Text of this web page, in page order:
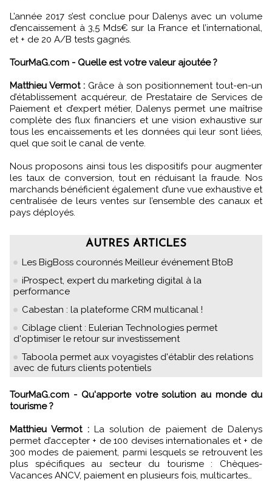
L’année 2017 s’est conclue pour Dalenys avec un volume
d’encaissement à 3,5 Mds€ sur la France et l’international,
et + de 20 A/B tests gagnés.
TourMaG.com - Quelle est votre valeur ajoutée ?
Matthieu Vermot : Grâce à son positionnement tout-en-un
d’établissement acquéreur, de Prestataire de Services de
Paiement et d’expert métier, Dalenys permet une maîtrise
complète des flux financiers et une vision exhaustive sur
tous les encaissements et les données qui leur sont liées,
quel que soit le canal de vente.
Nous proposons ainsi tous les dispositifs pour augmenter
les taux de conversion, tout en réduisant la fraude. Nos
marchands bénéficient également d’une vue exhaustive et
centralisée de leurs ventes sur l’ensemble des canaux et
pays déployés.
AUTRES ARTICLES
Les BigBoss couronnés Meilleur événement BtoB
iProspect, expert du marketing digital à la
performance
Cabestan : la plateforme CRM multicanal !
Ciblage client : Eulerian Technologies permet
d'optimiser le retour sur investissement
Taboola permet aux voyagistes d'établir des relations
avec de futurs clients potentiels
TourMaG.com - Qu'apporte votre solution au monde du
tourisme ?
Matthieu Vermot :La solution de paiement de Dalenys
permet d’accepter + de 100 devises internationales et + de
300 modes de paiement, parmi lesquels se retrouvent les
plus spécifiques au secteur du tourisme : Chèques-
Vacances ANCV, paiement en plusieurs fois, multicartes…